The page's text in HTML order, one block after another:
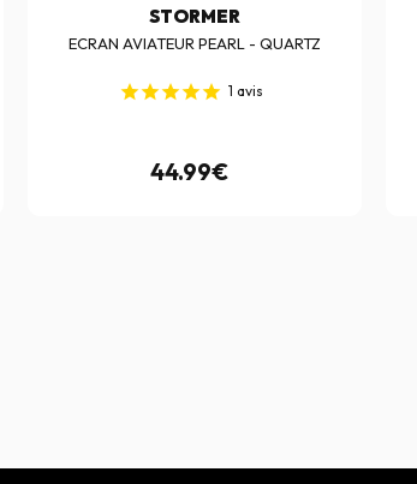
STORMER
ECRAN AVIATEUR PEARL - QUARTZ
1 avis
44.99€